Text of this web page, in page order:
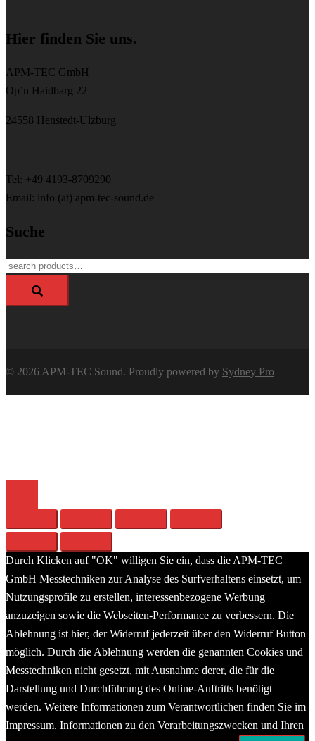
Hier finden Sie uns.
APM-TEC GmbH
Op’n Haidbarg 22
24558 Henstedt-Ulzburg
Tel: +49 4193-8709290
Email: info (at) apm-tec-sound.de
Suche
Search
© 2026 APM-TEC Sound. Proudly powered by Sydney Pro
Close
Durch Klicken auf "OK" willigen Sie ein, dass die APM-TEC
GmbH Messtechniken zur Analyse des Surfverhaltens einsetzt, um
Nutzungsprofile zu erstellen, interessenbezogene Werbung
anzuzeigen sowie die Webseiten-Performance zu verbessern. Die
Ablehnung ist hier, der Widerruf jederzeit über den Widerruf Button
möglich. Durch die Ablehnung werden die genannten Cookies und
Messtechniken nicht gesetzt, mit Ausnahme derer, die für die
Darstellung und Durchführung des Online-Auftritts benötigt
werden. Weitere Informationen zum Verantwortlichen finden Sie im
Impressum. Informationen zu den Verarbeitungszwecken und Ihren